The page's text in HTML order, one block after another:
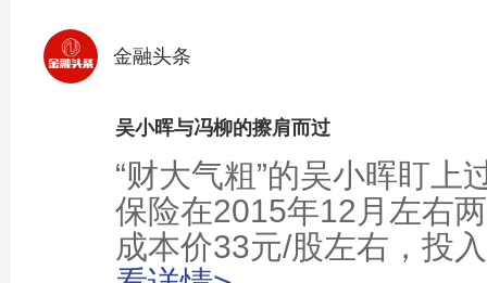
金融头条
吴小晖与冯柳的擦肩而过
“财大气粗”的吴小晖盯
保险在2015年12月左右
成本价33元/股左右，投